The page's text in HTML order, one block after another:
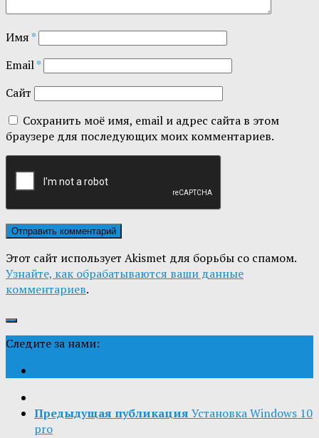
Имя*
Email*
Сайт
Сохранить моё имя, email и адрес сайта в этом
браузере для последующих моих комментариев.
Этот сайт использует Akismet для борьбы со спамом.
Узнайте, как обрабатываются ваши данные
комментариев.
Следите за нами:
Предыдущая публикация Установка Windows 10
pro